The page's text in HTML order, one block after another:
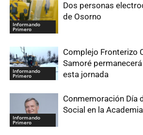
Informando
Primero
Dos personas
de Osorno
Informando
Primero
Complejo Fronterizo
Samoré
esta jornada
Informando
Primero
Conmemoración Día
Social en la Academia